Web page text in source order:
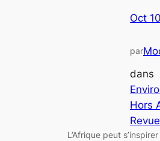
Oct
par
dans
Hors
L’Afrique peut